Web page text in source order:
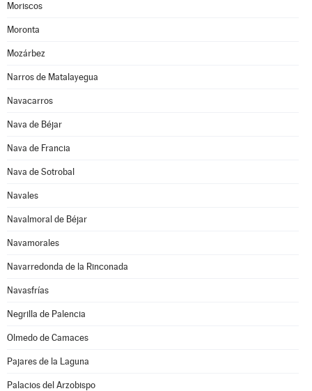
Moriscos
Moronta
Mozárbez
Narros de Matalayegua
Navacarros
Nava de Béjar
Nava de Francia
Nava de Sotrobal
Navales
Navalmoral de Béjar
Navamorales
Navarredonda de la Rinconada
Navasfrías
Negrilla de Palencia
Olmedo de Camaces
Pajares de la Laguna
Palacios del Arzobispo